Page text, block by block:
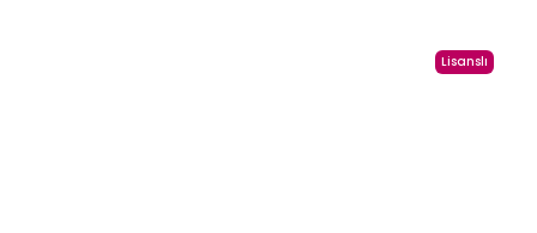
Lisanslı